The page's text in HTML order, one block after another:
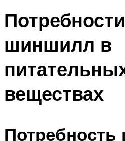
Потребности
шиншилл в
веществах